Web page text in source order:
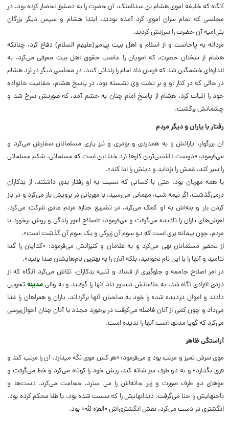
آنگاه که خلیفه اموى هشام بن عبدالملک، آن حضرت را به ‏دمشق احضار کرده بود، در
مجلسى که تمام سران اموى گرد آمده بودند، ابتدا هشام و سپس دیگر بزرگان
بنى‌‏امیه آن حضرت را سرزنش کردند.
مردانه به پاخاست و از اسلام و اهل بیت پیامبر(علیهم السلام) دفاع کرد، چنانکه
هشام از سخن‏ان حضرت، که امویان را غاصب حقوق اهل بیت معرفى مى‌‏کرد، به
اندازه‌‏اى خشمگین شد که فرمان داد امام را زندانى کنند. در مجلسى دیگر در نزد هشام
در حالى که در کنار او و بر تخت وى نشسته بود، در پاسخ هشام، حقانیت‏ خانواده
خود را اثبات‏ کرد، هشام از پاسخ امام چنان به خشم آمد، که صورتش سرخ شد و
چشمانش برگشت.
رفتار با یاران و دیگر مردم
آن بزرگوار، یارانش را به همدردى و برادرى و نیز یارى مسلمانان سفارش مى‌کرد و
مى‌‏فرمود: «دوست داشتنى‌ترین کارها نزد خدا این‏ است که مسلمانى، شکم مسلمانى
را سیر کند، غمش را بزداید و دینش را ادا کند».
با همه مهربان بود. حتى با کسانى که نسبت ‏به او رفتار بدى داشتند، از بدکاران
‏درمى‌گذشت، اگر نیمه شب، مهمانى مى‌‏رسید، با مهربانى در برویش باز مى‌کرد و در باز
کردن بار و بنه‌‏اش به او کمک مى‌کرد، در تشییع جنازه مردم عادى شرکت مى‌کرد،
لغزش‌هاى یاران را نادیده مى‌گرفت و مى‌فرمود: «اصلاح امور زندگى و روش برخورد با
مردم، چون پیمانه پرى است که دو سوم آن زیرکى و یک سوم آن گذشت است‏».
از تحقیر مسلمانان نهى مى‏‌کرد و به غلامان و کنیزانش مى‌فرمود: «گدایان را گدا
ننامید و آنها را با این نام نخوانید، بلکه آنان را به بهترین نام‌هایشان صدا بزنید».
در امر اصلاح جامعه و جلوگیرى از فساد و تنبیه بدکاران، تلاش مى‌کرد آنگاه که ‏از
دزدى افرادى آگاه شد، به غلامانش دستور داد آنها را گرفتند و به والىمدینه‏تحویل
دادند و اموال دزدیده شده را خود به صاحبان آنها برگرداند. یاران و همراهان را غذا
مى‌داد و چون کمى از آنان فاصله مى‌گرفت در برخورد مجدد با آنان چنان احوال‌پرسى
مى‌کرد که گویا مدتها است آنها را ندیده است.
آراستگى ظاهر
موى سرش تمیز و مرتب بود و مى‌فرمود: «هر کس موى نگه میدارد، آن را مرتب کند و
فرق بگذارد» و به دو طرف سر شانه کند، ریش خود را کوتاه مى‏‌کرد و خط مى‏‌گرفت و
موهاى دو طرف صورت و زیر چانه‌‏اش را مى‏ سترد، حجامت مى‌کرد. دست‌ها و
ناخنهایش را حنا مى‌گرفت. دندانهایش را که سست‏ شده بود، با طلا محکم کرده بود.
انگشترى در دست مى‏‌کرد، نقش انگشترى‏‌اش «العزه لله‏» بود.